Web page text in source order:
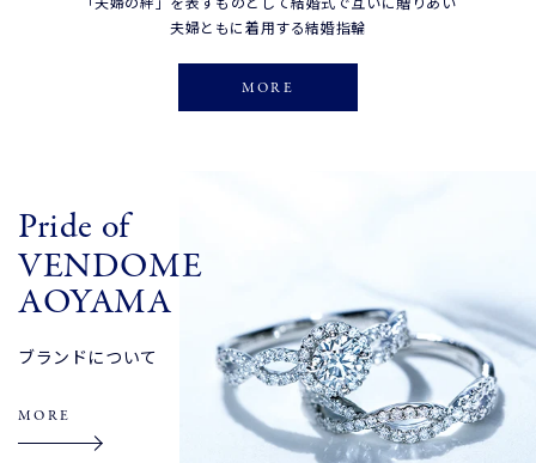
夫婦ともに着用する結婚指輪
MORE
Pride of
VENDOME
AOYAMA
ブランドについて
MORE